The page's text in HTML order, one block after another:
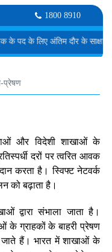
1800 8910
के लिए अंतिम दौर के साक्षात्कार
प्रेषण
और विदेशी शाखाओं के
दरों पर त्वरित आवक
करता है। स्विफ्ट नेटवर्क
को बढ़ाता है।
द्वारा संभाला जाता है।
के ग्राहकों के बाहरी प्रेषण
जाते हैं। भारत में शाखाओं के